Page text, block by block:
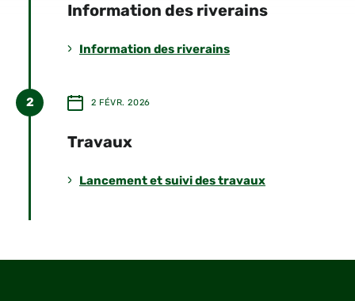
Information des riverains
Information des riverains
2 FÉVR. 2026
2
Travaux
Lancement et suivi des travaux